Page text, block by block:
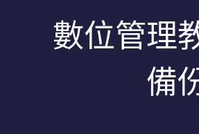
數位管理
備